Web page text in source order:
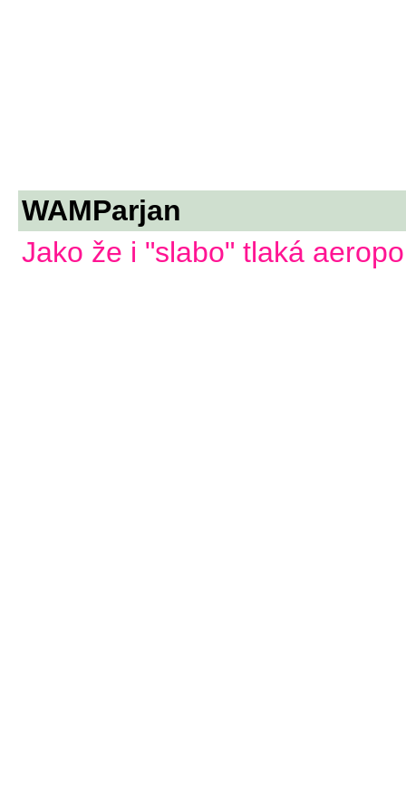
WAMParjan
Jako že i "slabo" tlaká